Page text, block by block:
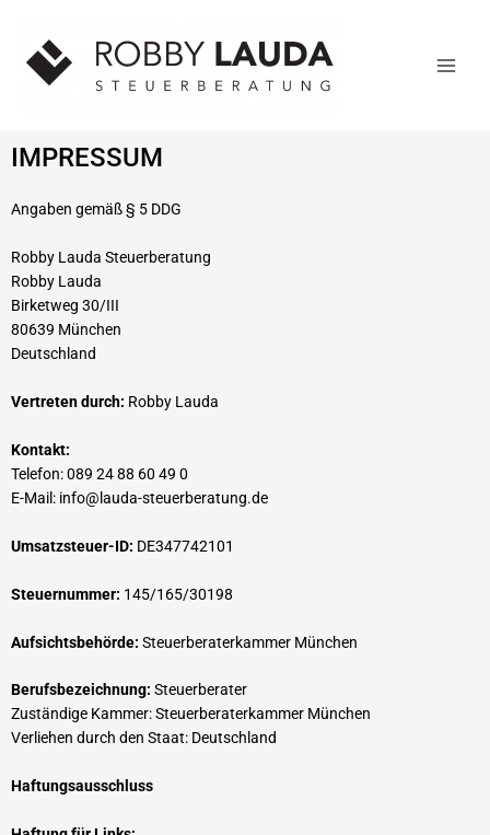
SPRINGEN
IMPRESSUM
Angaben gemäß § 5 DDG
Robby Lauda Steuerberatung
Robby Lauda
Birketweg 30/III
80639 München
Deutschland
Vertreten durch: Robby Lauda
Kontakt:
Telefon: 089 24 88 60 49 0
E-Mail: info@ lauda-steuerberatung.de
Umsatzsteuer-ID: DE347742101
Steuernummer: 145/165/30198
Aufsichtsbehörde: Steuerberaterkammer München
Berufsbezeichnung: Steuerberater
Zuständige Kammer: Steuerberaterkammer München
Verliehen durch den Staat: Deutschland
Haftungsausschluss